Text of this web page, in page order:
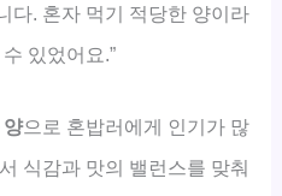
다. 혼자 먹기 적당한 양이라
있었어요.”
양으로 혼밥러에게 인기가 많
식감과 맛의 밸런스를 맞춰